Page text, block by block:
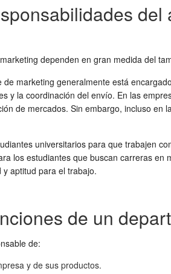
dependen en gran medida del
marketing generalmente está
y la coordinación del envío. En las
de mercados. Sin embargo, incluso
universitarios para que trabajen
los estudiantes que buscan carreras
aptitud para el trabajo.
de un
de:
y de sus productos.